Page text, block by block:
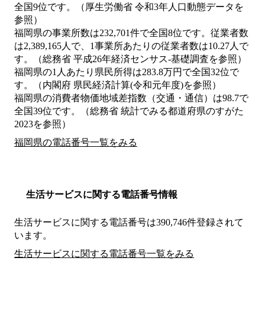
全国9位です。（厚生労働省 令和3年人口動態データを
参照）
福岡県の事業所数は232,701件で全国8位です。従業者数
は2,389,165人で、1事業所あたりの従業者数は10.27人で
す。（総務省 平成26年経済センサス‐基礎調査を参照）
福岡県の1人あたり県民所得は283.8万円で全国32位で
す。（内閣府 県民経済計算(令和元年度)を参照）
福岡県の消費者物価地域差指数（交通・通信）は98.7で
全国39位です。（総務省 統計でみる都道府県のすがた
2023を参照）
福岡県の電話番号一覧をみる
生活サービスに関する電話番号情報
生活サービスに関する電話番号は390,746件登録されて
います。
生活サービスに関する電話番号一覧をみる